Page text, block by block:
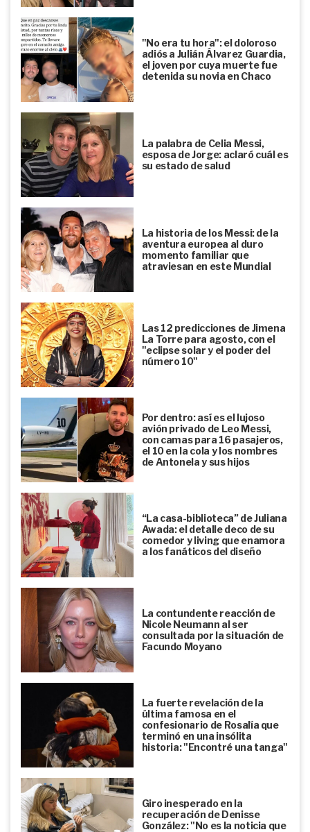
"No era tu hora": el doloroso
adiós a Julián Álvarez Guardia,
el joven por cuya muerte fue
detenida su novia en Chaco
La palabra de Celia Messi,
esposa de Jorge: aclaró cuál es
su estado de salud
La historia de los Messi: de la
aventura europea al duro
momento familiar que
atraviesan en este Mundial
Las 12 predicciones de Jimena
La Torre para agosto, con el
"eclipse solar y el poder del
número 10"
Por dentro: así es el lujoso
avión privado de Leo Messi,
con camas para 16 pasajeros,
el 10 en la cola y los nombres
de Antonela y sus hijos
“La casa-biblioteca” de Juliana
Awada: el detalle deco de su
comedor y living que enamora
a los fanáticos del diseño
La contundente reacción de
Nicole Neumann al ser
consultada por la situación de
Facundo Moyano
La fuerte revelación de la
última famosa en el
confesionario de Rosalía que
terminó en una insólita
historia: "Encontré una tanga"
Giro inesperado en la
recuperación de Denisse
González: "No es la noticia que